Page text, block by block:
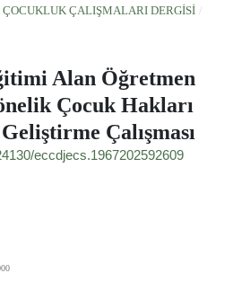
ÇALIŞMALARI DERGISI /
Alan Öğretmen
Çocuk Hakları
Çalışması
eccdjecs.1967202592609